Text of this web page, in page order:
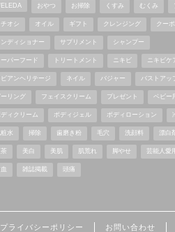
おやつ お掃除 くすみ むくみ
チオシ オイル ギフト クレンジング クー
ンディショナー サプリメント シャンプー
ーパーフード トリートメント ニキビ ニキビケ
ビアンヘリテージ ネイル バジャー バストアッ
ーリング フェイスクリーム プレゼント ベビー
ディクリーム ボディジェル ボディローション
水 掃除 歯磨き粉 毛穴 洗顔料 漂白
美白 美肌 肌荒れ 脚やせ 芸能人愛
雑誌掲載 頭痛
プライバシーポリシー お問い合わせ